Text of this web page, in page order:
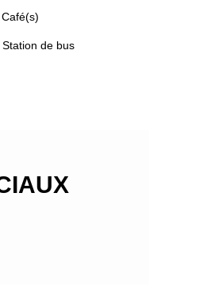
Café(s)
Station de bus